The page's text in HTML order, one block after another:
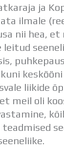
ja
ilmale
nii hea,
leitud
liikide
meil oli
teadmised